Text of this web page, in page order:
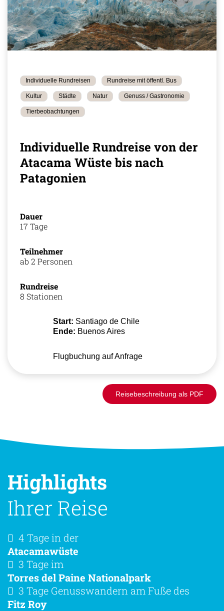
Individuelle Rundreisen Rundreise mit öffentl. Bus
Kultur Städte Natur Genuss / Gastronomie
Tierbeobachtungen
Individuelle Rundreise von der
Atacama Wüste bis nach
Patagonien
Dauer
17 Tage
Teilnehmer
ab 2 Personen
Rundreise
8 Stationen
Start: Santiago de Chile
Ende: Buenos Aires
Flugbuchung auf Anfrage
Reisebeschreibung als PDF
Highlights
Ihrer Reise
4 Tage in der
Atacamawüste
3 Tage im
Torres del Paine Nationalpark
3 Tage Genusswandern am Fuße des
Fitz Roy